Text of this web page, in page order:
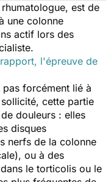
est de
une colonne
actif lors des
l'épreuve de
pas forcément lié à
cette partie
douleurs : elles
disques
nerfs de la colonne
ou à des
le torticolis ou le